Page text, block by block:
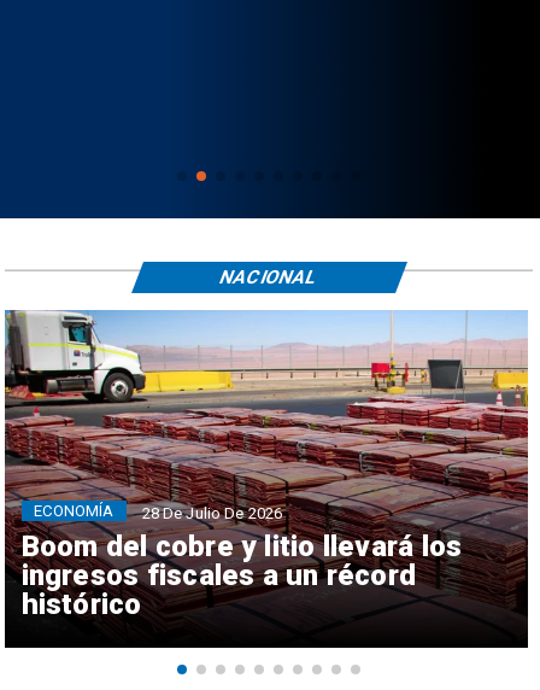
Boom del cobre y litio llevará los
ingresos fiscales a un récord
histórico
ECONOMÍA 28 De Julio De 2026
NACIONAL